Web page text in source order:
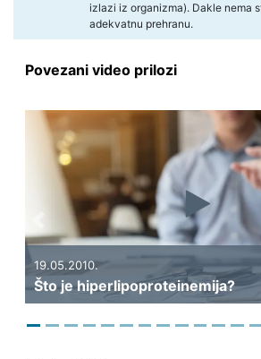
izlazi iz organizma). Dakle nema
adekvatnu prehranu.
Povezani video prilozi
19.05.2010.
Što je hiperlipoproteinemija?
Previous